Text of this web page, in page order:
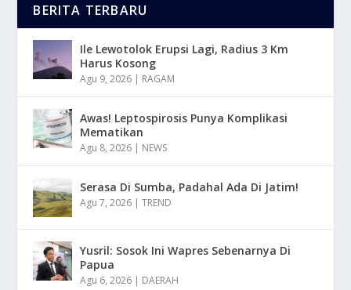
BERITA TERBARU
Ile Lewotolok Erupsi Lagi, Radius 3 Km
Harus Kosong
Agu 9, 2026 | RAGAM
Awas! Leptospirosis Punya Komplikasi
Mematikan
Agu 8, 2026 | NEWS
Serasa Di Sumba, Padahal Ada Di Jatim!
Agu 7, 2026 |TREND
Yusril: Sosok Ini Wapres Sebenarnya Di
Papua
Agu 6, 2026 | DAERAH